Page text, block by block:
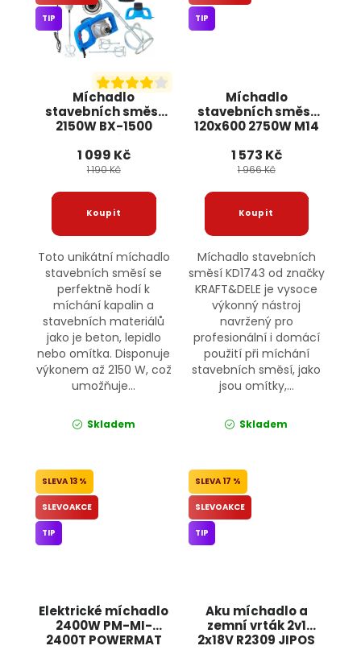
Míchadlo
stavebních směsí
2150W BX-1500
BOXER + 2 míchadla
TIP
1 099 Kč
1 190 Kč
Toto unikátní míchadlo
stavebních směsí se
perfektně hodí k
míchání kapalin a
stavebních materiálů
jako je beton, lepidlo
nebo omítka. Disponuje
výkonem až 2150 W, což
umožňuje...
Skladem
Míchadlo
stavebních směsí
120x600 2750W M14
TIP
1 573 Kč
1 966 Kč
Míchadlo stavebních
směsí KD1743 od značky
KRAFT&DELE je vysoce
výkonný nástroj
navržený pro
profesionální i domácí
použití při míchání
stavebních směsí, jako
jsou omítky,...
Skladem
Elektrické míchadlo
2400W PM-MI-
2400T POWERMAT
13 %
SLEVOAKCE
TIP
Aku míchadlo a
zemní vrták 2v1
2x18V R2309 JIPOS
17 %
SLEVOAKCE
TIP